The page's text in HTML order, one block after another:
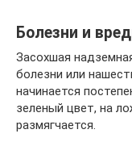
Болезни и
Засохшая
болезни или
начинается
зеленый цвет, на
размягчается.